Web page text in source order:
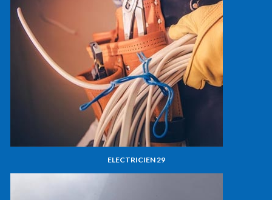
ELECTRICIEN 29